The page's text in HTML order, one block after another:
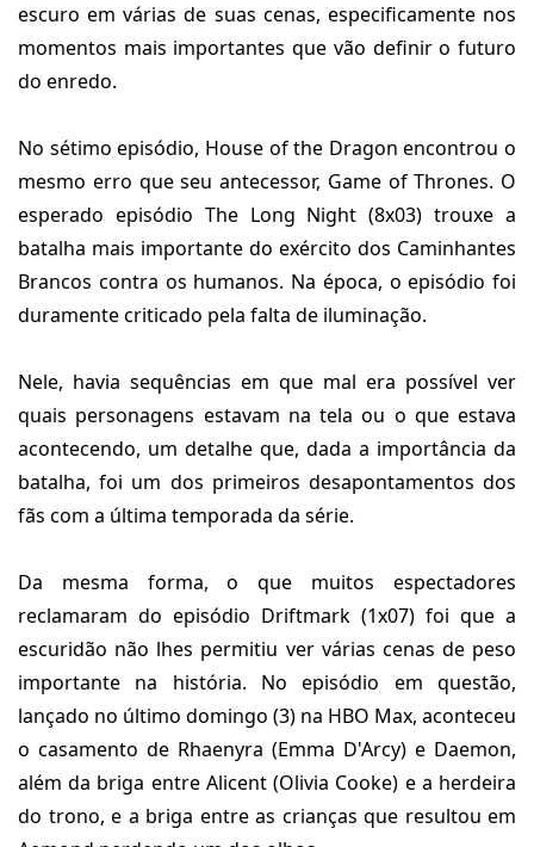
escuro em várias de suas cenas, especificamente nos
momentos mais importantes que vão definir o futuro
do enredo.
No sétimo episódio, House of the Dragon encontrou o
mesmo erro que seu antecessor, Game of Thrones. O
esperado episódio The Long Night (8x03) trouxe a
batalha mais importante do exército dos Caminhantes
Brancos contra os humanos. Na época, o episódio foi
duramente criticado pela falta de iluminação.
Nele, havia sequências em que mal era possível ver
quais personagens estavam na tela ou o que estava
acontecendo, um detalhe que, dada a importância da
batalha, foi um dos primeiros desapontamentos dos
fãs com a última temporada da série.
Da mesma forma, o que muitos espectadores
reclamaram do episódio Driftmark (1x07) foi que a
escuridão não lhes permitiu ver várias cenas de peso
importante na história. No episódio em questão,
lançado no último domingo (3) na HBO Max, aconteceu
o casamento de Rhaenyra (Emma D'Arcy) e Daemon,
além da briga entre Alicent (Olivia Cooke) e a herdeira
do trono, e a briga entre as crianças que resultou em